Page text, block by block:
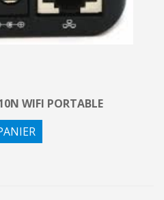
WIFI PORTABLE